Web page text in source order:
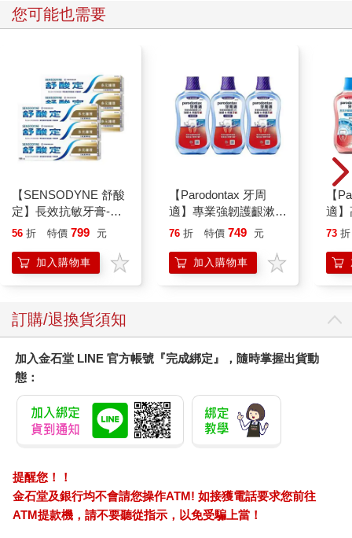
自從個人在2010 年從義守大學轉任國立澎湖科技大學以來，轉眼
已經滿15 年。在此期間因緣際會參與投入的各種澎湖在地研究計
這個過程的一個階段性成果，代表我們目前對赤崁丁香漁業、罾
位漁場知識文化的認識，也希望能藉此分享更多人得以一窺堂
奧。因此，如果您在本書中發現任何疏漏或是錯誤，還請方家願
意給予賜教，讓我們還有進步學習的空間。
您可能也需要
【SENSODYNE 舒酸
定】長效抗敏牙膏-多
元護理120gx6入
56 折 特價 799 元
加入購物車
【Parodontax 牙周
適】專業強韌護齦漱口
水-極淨薄荷500mlx3
76 折 特價 749 元
加入購物車
【
適
水-
73 折
訂購/退換貨須知
加入金石堂 LINE 官方帳號『完成綁定』，隨時掌握出貨動
態：
提醒您！！
金石堂及銀行均不會請您操作ATM! 如接獲電話要求您前往
ATM提款機，請不要聽從指示，以免受騙上當！